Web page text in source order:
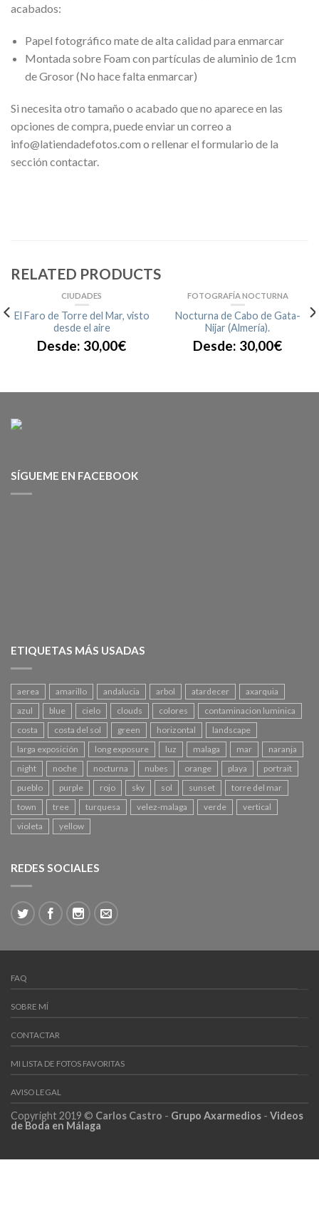
acabados:
Papel fotográfico mate de alta calidad para enmarcar
Montada sobre Foam con partículas de aluminio de 1cm
de Grosor (No hace falta enmarcar)
Si necesita otro tamaño o acabado que no aparece en las
opciones de compra, puede enviar un correo a
info@latiendadefotos.com o rellenar el formulario de la
sección contactar.
RELATED PRODUCTS
CIUDADES
El Faro de Torre del Mar, visto
desde el aire
Desde: 30,00€
FOTOGRAFÍA NOCTURNA
Nocturna de Cabo de Gata-
Nijar (Almería).
Desde: 30,00€
SÍGUEME EN FACEBOOK
ETIQUETAS MÁS USADAS
aerea amarillo andalucia arbol atardecer
axarquia
azul
blue cielo clouds colores
contaminacion luminica
costa
costa del sol green horizontal
landscape
larga exposición
long exposure luz malaga mar
naranja
night
noche nocturna nubes orange playa
portrait
pueblo
purple rojo sky sol sunset
torre del mar
town
tree turquesa velez-malaga verde
vertical
violeta
yellow
REDES SOCIALES
FAQ
SOBRE MÍ
CONTACTAR
MI LISTA DE FOTOS FAVORITAS
AVISO LEGAL
Copyright 2019 © Carlos Castro - Grupo Axarmedios - Videos
de Boda en Málaga